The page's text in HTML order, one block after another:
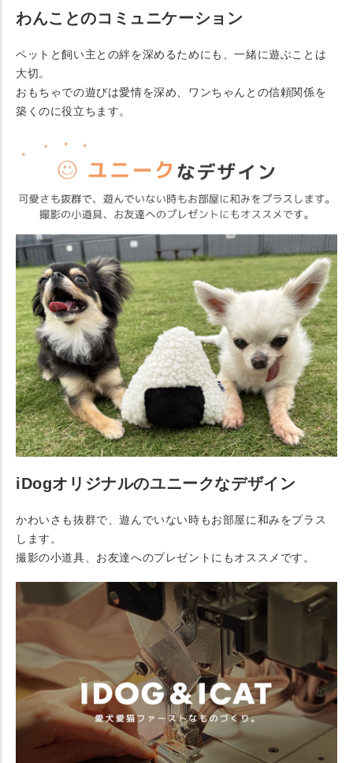
わんことのコミュニケーション
ペットと飼い主との絆を深めるためにも、一緒に遊ぶことは
大切。
おもちゃでの遊びは愛情を深め、ワンちゃんとの信頼関係を
築くのに役立ちます。
iDogオリジナルのユニークなデザイン
かわいさも抜群で、遊んでいない時もお部屋に和みをプラス
します。
撮影の小道具、お友達へのプレゼントにもオススメです。